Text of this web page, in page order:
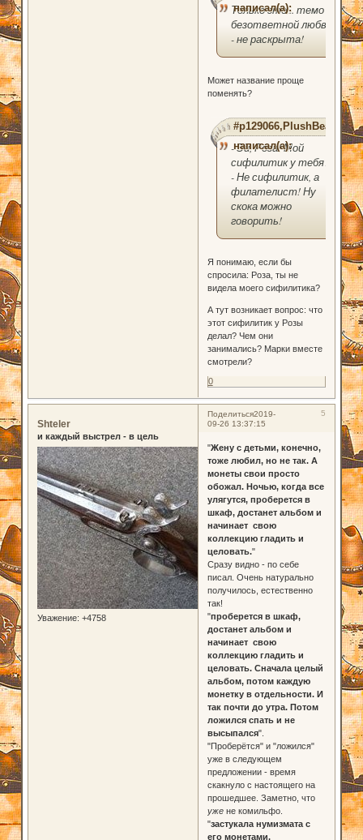
написал(а):
Только это... темо
безответной любви
- не раскрыта!
Может название проще
поменять?
#p129066,PlushBear
написал(а):
- Эй, Роза! Мой
сифилитик у тебя?
- Не сифилитик, а
филателист! Ну
скока можно
говорить!
Я понимаю, если бы
спросила: Роза, ты не
видела моего сифилитика?
А тут возникает вопрос: что
этот сифилитик у Розы
делал? Чем они
занимались? Марки вместе
смотрели?
0
Поделиться 5
2019-
09-26 13:37:15
Shteler
и каждый выстрел - в цель
Уважение: +4758
"Жену с детьми, конечно,
тоже любил, но не так. А
монеты свои просто
обожал. Ночью, когда все
улягутся, проберется в
шкаф, достанет альбом и
начинает свою
коллекцию гладить и
целовать."
Сразу видно - по себе
писал. Очень натурально
получилось, естественно
так!
"проберется в шкаф,
достанет альбом и
начинает свою
коллекцию гладить и
целовать. Сначала целый
альбом, потом каждую
монетку в отдельности. И
так почти до утра. Потом
ложился спать и не
высыпался".
"Проберётся" и "ложился"
уже в следующем
предложении - время
скакнуло с настоящего на
прошедшее. Заметно, что
ужене комильфо.
"застукала нумизмата с
его монетами.